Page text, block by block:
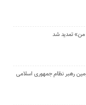
تمدید شد
رهبر نظام جمهوری اسلامی